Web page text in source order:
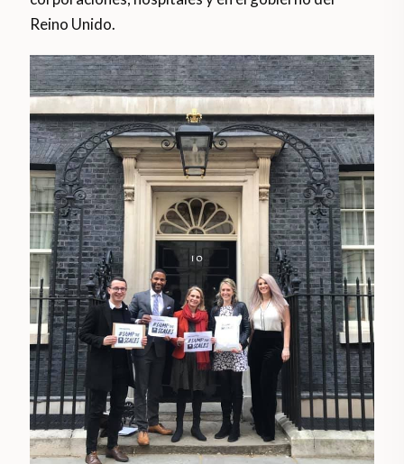
Reino Unido.